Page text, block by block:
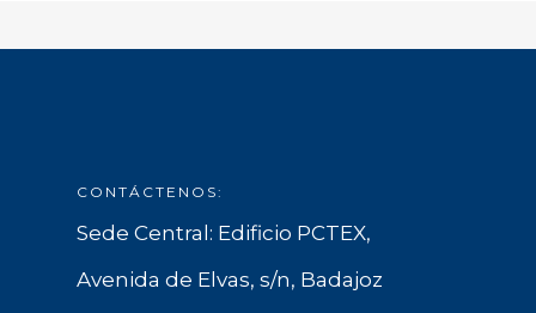
CONTÁCTENOS:
Sede Central: Edificio PCTEX,
Avenida de Elvas, s/n, Badajoz